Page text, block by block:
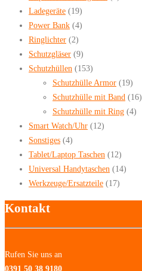
Ladegeräte (19)
Power Bank (4)
Ringlichter (2)
Schutzgläser (9)
Schutzhüllen (153)
Schutzhülle Armor (19)
Schutzhülle mit Band (16)
Schutzhülle mit Ring (4)
Smart Watch/Uhr (12)
Sonstiges (4)
Tablet/Laptop Taschen (12)
Universal Handytaschen (14)
Werkzeuge/Ersatzteile (17)
Kontakt
Rufen Sie uns an
0391 50 38 9180